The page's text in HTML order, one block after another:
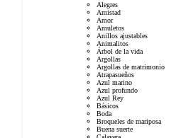
Alegres
Amistad
Amor
Amuletos
Anillos ajustables
Animalitos
Árbol de la vida
Argollas
Argollas de matrimonio
Atrapasueños
Azul marino
Azul profundo
Azul Rey
Básicos
Boda
Broqueles de mariposa
Buena suerte